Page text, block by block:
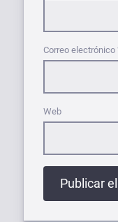
Correo electrónico
Web